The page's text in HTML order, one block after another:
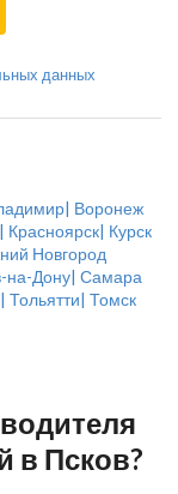
данных
| Воронеж
| Красноярск| Курск
Новгород
на-Дону| Самара
| Тольятти| Томск
в Псков?